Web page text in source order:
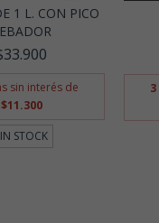
1 L. CON PICO
sin interés de
$11.300
STOCK
3